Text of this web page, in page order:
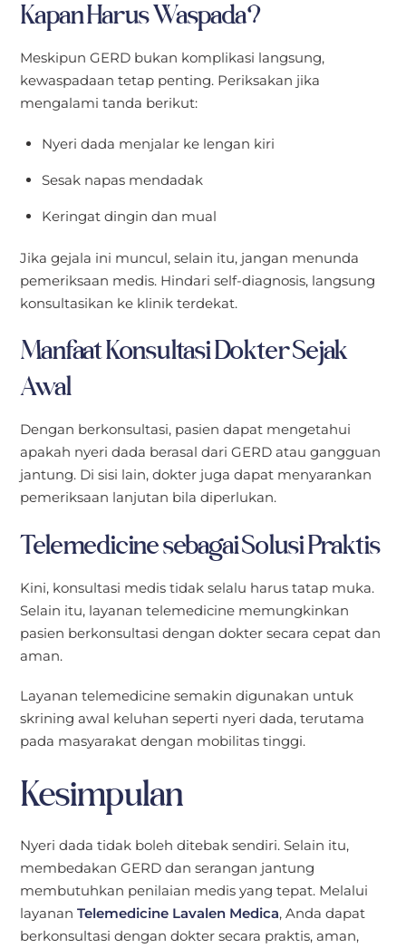
Kapan Harus Waspada?
Meskipun GERD bukan komplikasi langsung,
kewaspadaan tetap penting. Periksakan jika
mengalami tanda berikut:
Nyeri dada menjalar ke lengan kiri
Sesak napas mendadak
Keringat dingin dan mual
Jika gejala ini muncul, selain itu, jangan menunda
pemeriksaan medis. Hindari self-diagnosis, langsung
konsultasikan ke klinik terdekat.
Manfaat Konsultasi Dokter Sejak
Awal
Dengan berkonsultasi, pasien dapat mengetahui
apakah nyeri dada berasal dari GERD atau gangguan
jantung. Di sisi lain, dokter juga dapat menyarankan
pemeriksaan lanjutan bila diperlukan.
Telemedicine sebagai Solusi Praktis
Kini, konsultasi medis tidak selalu harus tatap muka.
Selain itu, layanan telemedicine memungkinkan
pasien berkonsultasi dengan dokter secara cepat dan
aman.
Layanan telemedicine semakin digunakan untuk
skrining awal keluhan seperti nyeri dada, terutama
pada masyarakat dengan mobilitas tinggi.
Kesimpulan
Nyeri dada tidak boleh ditebak sendiri. Selain itu,
membedakan GERD dan serangan jantung
membutuhkan penilaian medis yang tepat. Melalui
layananTelemedicine Lavalen Medica, Anda dapat
berkonsultasi dengan dokter secara praktis, aman,